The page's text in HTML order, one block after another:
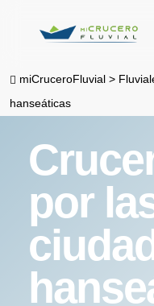
contentmiCruceroFluvial >
hanseáticas
por